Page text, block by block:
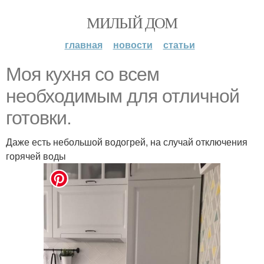
МИЛЫЙ ДОМ
главная новости статьи
Моя кухня со всем
необходимым для отличной
готовки.
Даже есть небольшой водогрей, на случай отключения
горячей воды